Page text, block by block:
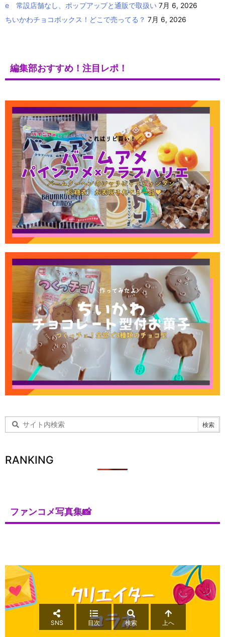
e 常設店舗なし、ポップアップと通販で取扱い 7月 6, 2026
ちいかわチョコボックス！どこで売ってる？ 7月 6, 2026
編集部おすすめ！注目レポ！
RANKING
ファンコメ写真集📸
SNS 目次 検索 上へ